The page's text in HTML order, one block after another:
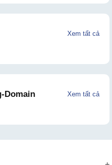
Xem tất cả
Domain Xem tất cả